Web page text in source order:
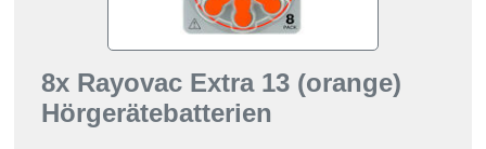
8x Rayovac Extra 13 (orange)
Hörgerätebatterien